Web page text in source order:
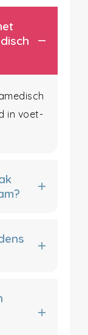
in voet-